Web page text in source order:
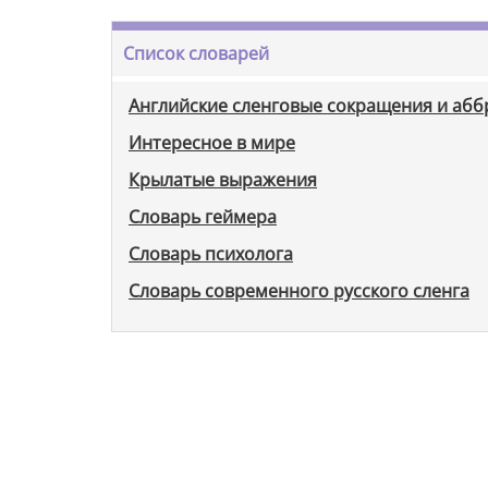
Список словарей
Английские сленговые сокращения и
Интересное в мире
Крылатые выражения
Словарь геймера
Словарь психолога
Словарь современного русского сленга